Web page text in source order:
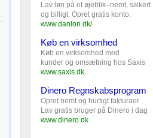
Lav løn på et øjeblik–nemt, sikkert
og billigt. Opret gratis konto.
www.danlon.dk/
Køb en virksomhed
Køb en virksomhed med
kunder og omsætning hos Saxis
www.saxis.dk
Dinero Regnskabsprogram
Opret nemt og hurtigt fakturaer
Lav gratis bruger på Dinero i dag
www.dinero.dk